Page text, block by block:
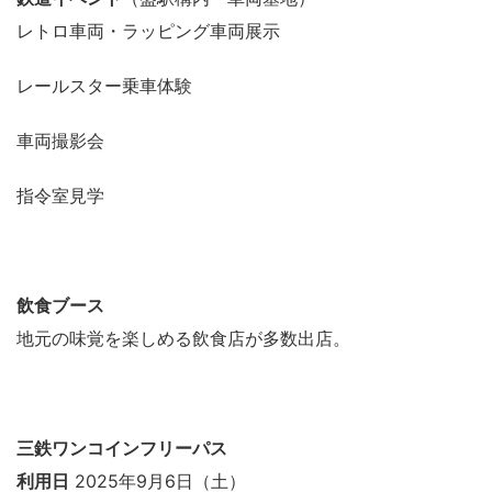
レトロ車両・ラッピング車両展示
レールスター乗車体験
車両撮影会
指令室見学
飲食ブース
地元の味覚を楽しめる飲食店が多数出店。
三鉄ワンコインフリーパス
利用日 2025年9月6日（土）